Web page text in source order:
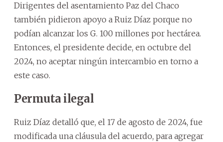
Dirigentes del asentamiento Paz del Chaco
también pidieron apoyo a Ruiz Díaz porque no
podían alcanzar los G. 100 millones por hectárea.
Entonces, el presidente decide, en octubre del
2024, no aceptar ningún intercambio en torno a
este caso.
Permuta ilegal
Ruiz Díaz detalló que, el 17 de agosto de 2024, fue
modificada una cláusula del acuerdo, para agregar